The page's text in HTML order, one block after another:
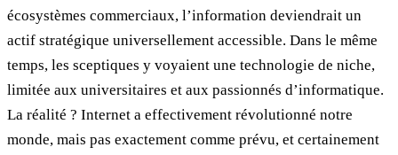
écosystèmes commerciaux, l’information deviendrait un
actif stratégique universellement accessible. Dans le même
temps, les sceptiques y voyaient une technologie de niche,
limitée aux universitaires et aux passionnés d’informatique.
La réalité ? Internet a effectivement révolutionné notre
monde, mais pas exactement comme prévu, et certainement